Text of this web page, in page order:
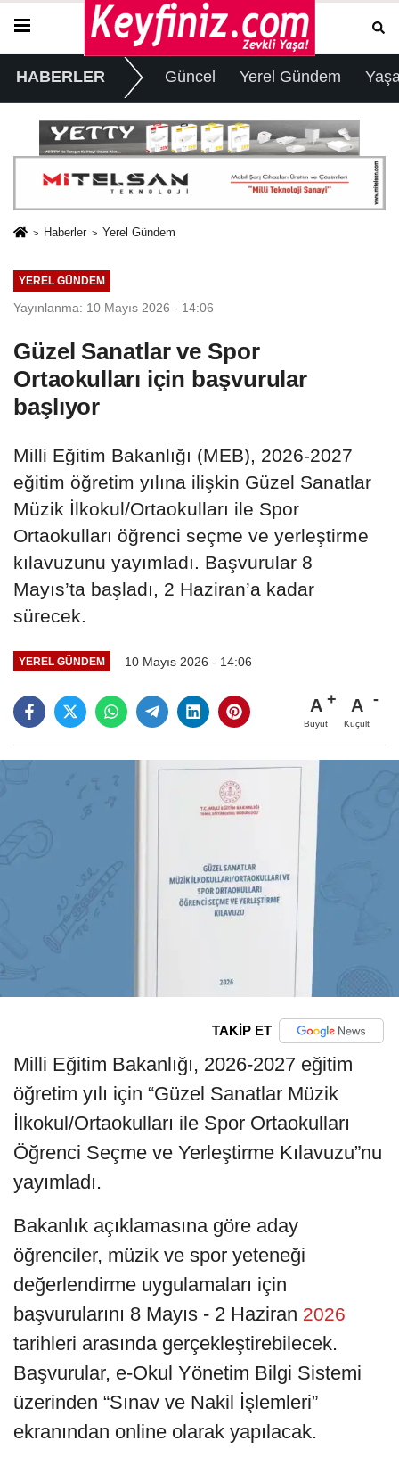
HABERLER Güncel Yerel Gündem
Haberler Yerel Gündem
YEREL GÜNDEM
Yayınlanma: 10 Mayıs 2026 - 14:06
Güzel Sanatlar ve Spor
Ortaokulları için başvurular
başlıyor
Milli Eğitim Bakanlığı (MEB), 2026-2027
eğitim öğretim yılına ilişkin Güzel Sanatlar
Müzik İlkokul/Ortaokulları ile Spor
Ortaokulları öğrenci seçme ve yerleştirme
kılavuzunu yayımladı. Başvurular 8
Mayıs’ta başladı, 2 Haziran’a kadar
sürecek.
YEREL GÜNDEM 10 Mayıs 2026 - 14:06
A
Büyüt
A
Küçült
TAKİP ET
Milli Eğitim Bakanlığı, 2026-2027 eğitim
öğretim yılı için “Güzel Sanatlar Müzik
İlkokul/Ortaokulları ile Spor Ortaokulları
Öğrenci Seçme ve Yerleştirme Kılavuzu”nu
yayımladı.
Bakanlık açıklamasına göre aday
öğrenciler, müzik ve spor yeteneği
değerlendirme uygulamaları için
başvurularını 8 Mayıs - 2 Haziran 2026
tarihleri arasında gerçekleştirebilecek.
Başvurular, e-Okul Yönetim Bilgi Sistemi
üzerinden “Sınav ve Nakil İşlemleri”
ekranından online olarak yapılacak.